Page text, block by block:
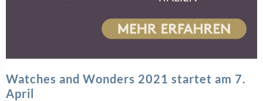
Watches and Wonders 2021 startet am 7.
April